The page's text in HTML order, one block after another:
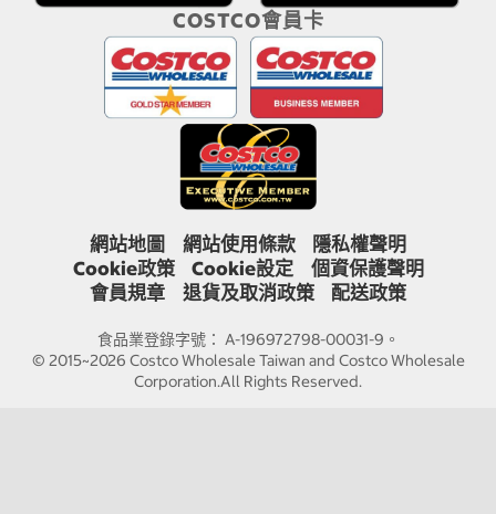
COSTCO會員卡
網站地圖 網站使用條款
隱私權聲明
Cookie政策
Cookie設定
個資保護聲明
會員規章
退貨及取消政策 配送政策
食品業登錄字號： A-196972798-00031-9。
© 2015~2026 Costco Wholesale Taiwan and Costco Wholesale
Corporation.All Rights Reserved.